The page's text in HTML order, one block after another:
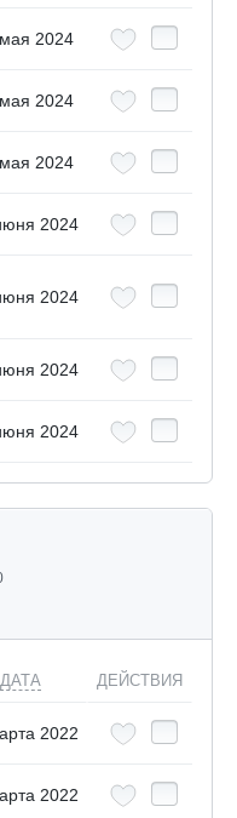
2024
2024
2024
2024
2024
2024
2024
ДАТА ДЕЙСТВИЯ
2022
2022